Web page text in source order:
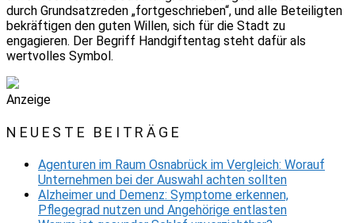
durch Grundsatzreden „fortgeschrieben“, und alle Beteiligten
bekräftigen den guten Willen, sich für die Stadt zu
engagieren. Der Begriff Handgiftentag steht dafür als
wertvolles Symbol.
Anzeige
NEUESTE BEITRÄGE
Agenturen im Raum Osnabrück im Vergleich: Worauf
Unternehmen bei der Auswahl achten sollten
Alzheimer und Demenz: Symptome erkennen,
Pflegegrad nutzen und Angehörige entlasten